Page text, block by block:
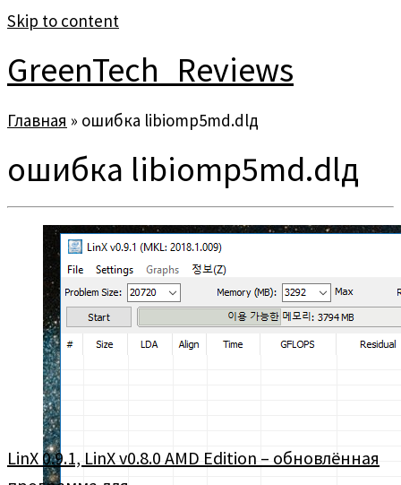
Skip to content
GreenTech_Reviews
Главная » ошибка libiomp5md.dlд
ошибка libiomp5md.dlд
LinX 0.9.1, LinX v0.8.0 AMD Edition – обновлённая